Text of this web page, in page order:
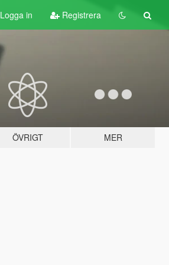
Logga in Registrera
ÖVRIGT MER